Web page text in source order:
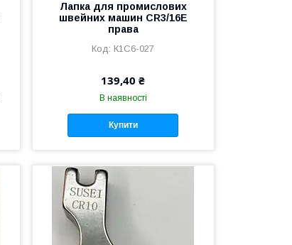
Лапка для промислових
швейних машин CR3/16E
права
К1С6-027
139,40 ₴
В наявності
Купити